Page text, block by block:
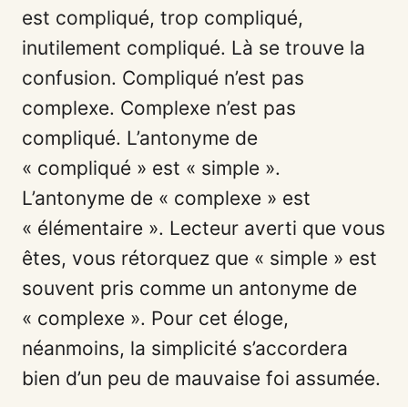
est compliqué, trop compliqué,
inutilement compliqué. Là se trouve la
confusion. Compliqué n’est pas
complexe. Complexe n’est pas
compliqué. L’antonyme de
« compliqué » est « simple ».
L’antonyme de « complexe » est
« élémentaire ». Lecteur averti que vous
êtes, vous rétorquez que « simple » est
souvent pris comme un antonyme de
« complexe ». Pour cet éloge,
néanmoins, la simplicité s’accordera
bien d’un peu de mauvaise foi assumée.